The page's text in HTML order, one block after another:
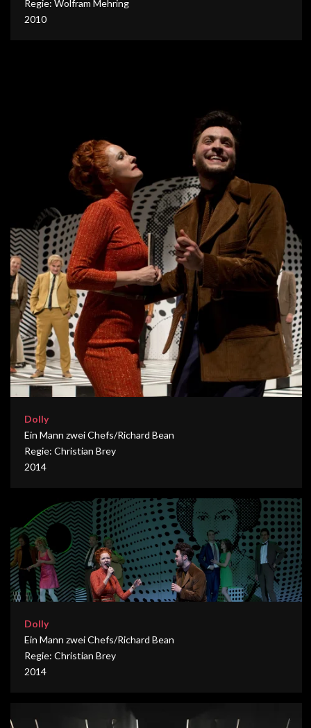
Regie: Wolfram Mehring
2010
Dolly
Ein Mann zwei Chefs/Richard Bean
Regie: Christian Brey
2014
Dolly
Ein Mann zwei Chefs/Richard Bean
Regie: Christian Brey
2014